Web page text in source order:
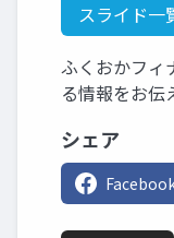
スライド一
ふくおかフィ
る情報をお伝
シェア